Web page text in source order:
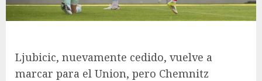
Ljubicic, nuevamente cedido, vuelve a
marcar para el Union, pero Chemnitz